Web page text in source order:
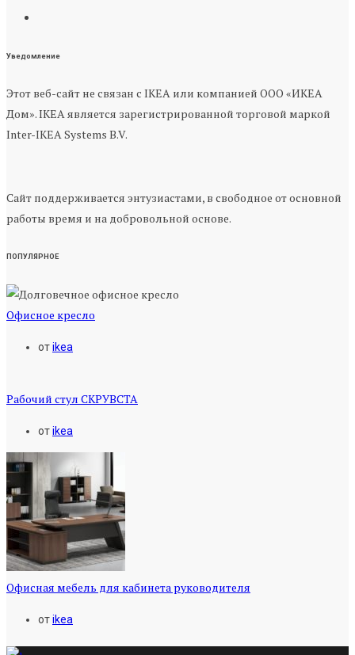
Уведомление
Этот веб-сайт не связан с IKEA или компанией ООО «ИКЕА
Дом». IKEA является зарегистрированной торговой маркой
Inter-IKEA Systems B.V.
Сайт поддерживается энтузиастами, в свободное от основной
работы время и на добровольной основе.
ПОПУЛЯРНОЕ
Офисное кресло
отikea
Рабочий стул СКРУВСТА
отikea
Офисная мебель для кабинета руководителя
отikea